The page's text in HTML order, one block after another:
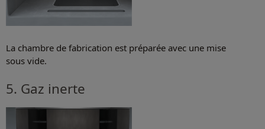
La chambre de fabrication est préparée avec une mise
sous vide.
5. Gaz inerte